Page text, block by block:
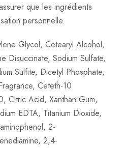
que les ingrédients
personnelle.
Glycol, Cetearyl Alcohol,
Disuccinate, Sodium Sulfate,
Sulfite, Dicetyl Phosphate,
Ceteth-10
Citric Acid, Xanthan Gum,
EDTA, Titanium Dioxide,
2-
2,4-